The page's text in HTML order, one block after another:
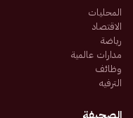
المحليات
الاقتصاد
رياضة
مدارات عالمية
وظائف
الترفيه
الصحيفة